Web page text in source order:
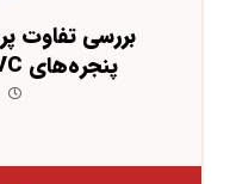
پنجره‌های UPVC | کدام بهتر است؟